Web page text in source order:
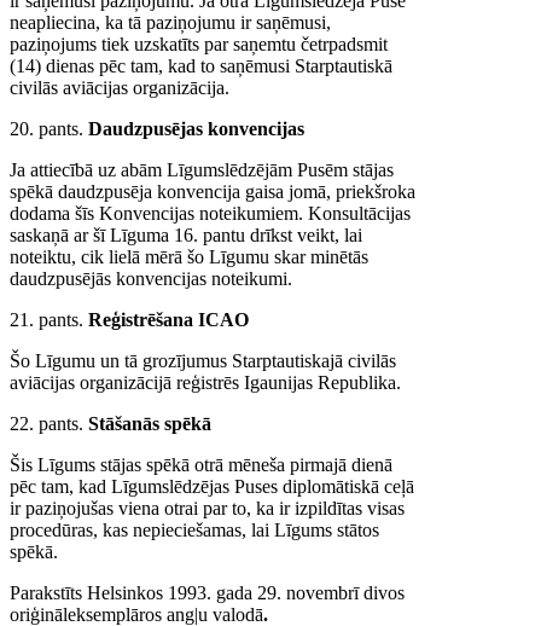
neapliecina, ka tā paziņojumu ir saņēmusi,
paziņojums tiek uzskatīts par saņemtu četrpadsmit
(14) dienas pēc tam, kad to saņēmusi Starptautiskā
civilās aviācijas organizācija.
20. pants. Daudzpusējas konvencijas
Ja attiecībā uz abām Līgumslēdzējām Pusēm stājas
spēkā daudzpusēja konvencija gaisa jomā, priekšroka
dodama šīs Konvencijas noteikumiem. Konsultācijas
saskaņā ar šī Līguma 16. pantu drīkst veikt, lai
noteiktu, cik lielā mērā šo Līgumu skar minētās
daudzpusējās konvencijas noteikumi.
21. pants. Reģistrēšana ICAO
Šo Līgumu un tā grozījumus Starptautiskajā civilās
aviācijas organizācijā reģistrēs Igaunijas Republika.
22. pants. Stāšanās spēkā
Šis Līgums stājas spēkā otrā mēneša pirmajā dienā
pēc tam, kad Līgumslēdzējas Puses diplomātiskā ceļā
ir paziņojušas viena otrai par to, ka ir izpildītas visas
procedūras, kas nepieciešamas, lai Līgums stātos
spēkā.
Parakstīts Helsinkos 1993. gada 29. novembrī divos
oriģināleksemplāros ang|u valodā.